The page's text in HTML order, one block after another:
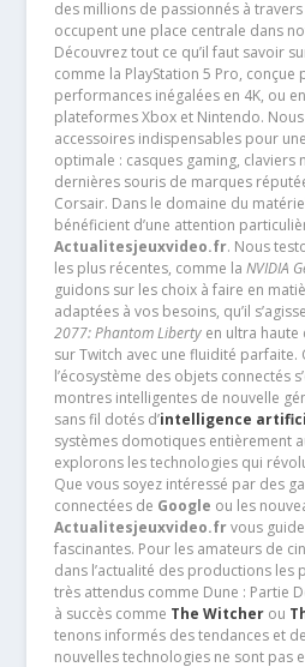
des millions de passionnés à
occupent une place centrale dans
Découvrez tout ce qu’il faut savoir
comme la PlayStation 5 Pro,
performances inégalées en 4K, ou
plateformes Xbox et Nintendo.
accessoires indispensables pour
optimale : casques gaming, claviers
dernières souris de marques
Corsair. Dans le domaine du
bénéficient d’une attention
Actualitesjeuxvideo.fr. Nous
les plus récentes, comme la NVIDIA
guidons sur les choix à faire en
adaptées à vos besoins, qu’il
2077: Phantom Libertyen ultra haute
sur Twitch avec une fluidité parfaite.
l’écosystème des objets connectés
montres intelligentes de nouvelle
sans fil dotés d’intelligence
systèmes domotiques entièrement
explorons les technologies qui
Que vous soyez intéressé par des
connectées de Google ou les
Actualitesjeuxvideo.frvous
fascinantes. Pour les amateurs de
dans l’actualité des productions les
très attendus comme Dune : Partie
à succès comme The Witcherou
tenons informés des tendances et
nouvelles technologies ne sont pas